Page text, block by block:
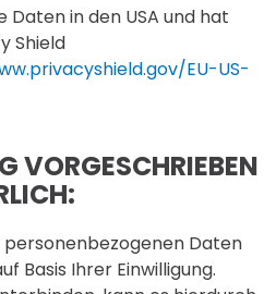
in den USA und hat
Shield
EU-US-
VORGESCHRIEBEN
Daten
Basis Ihrer Einwilligung.